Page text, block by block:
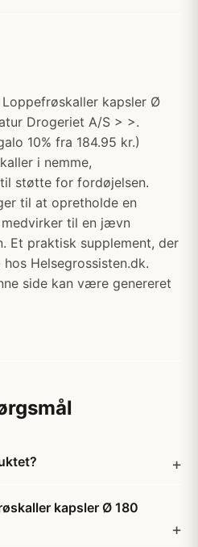
kapsler Ø
Drogeriet A/S > >.
10% fra 184.95 kr.)
i nemme,
støtte for fordøjelsen.
til at opretholde en
til en jævn
Et praktisk supplement, der
Helsegrossisten.dk.
side kan være genereret
kapsler Ø 180